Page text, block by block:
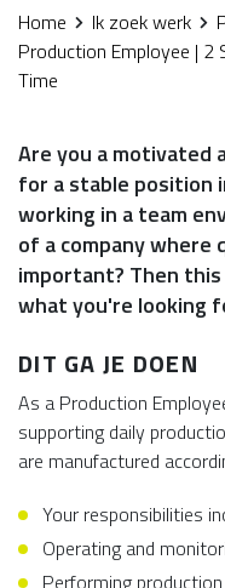
Home Ik zoek werk
Production Employee | 2
Time
Are you a motivated
for a stable position
working in a team
of a company where
important? Then
what you're looking
DIT GA JE DOEN
As a Production
supporting daily
are manufactured
Your responsibilities
Operating and
Performing